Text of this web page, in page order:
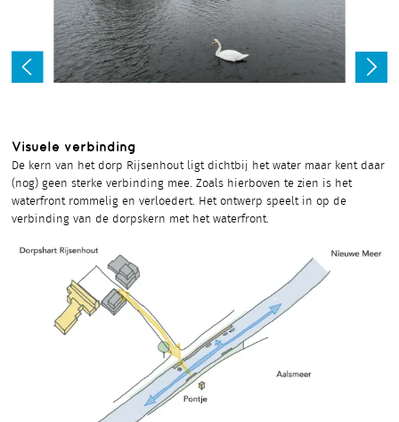
Visuele verbinding
De kern van het dorp Rijsenhout ligt dichtbij het water maar kent daar
(nog) geen sterke verbinding mee. Zoals hierboven te zien is het
waterfront rommelig en verloedert. Het ontwerp speelt in op de
verbinding van de dorpskern met het waterfront.